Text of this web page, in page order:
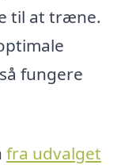
til at træne.
fungere
fra udvalget